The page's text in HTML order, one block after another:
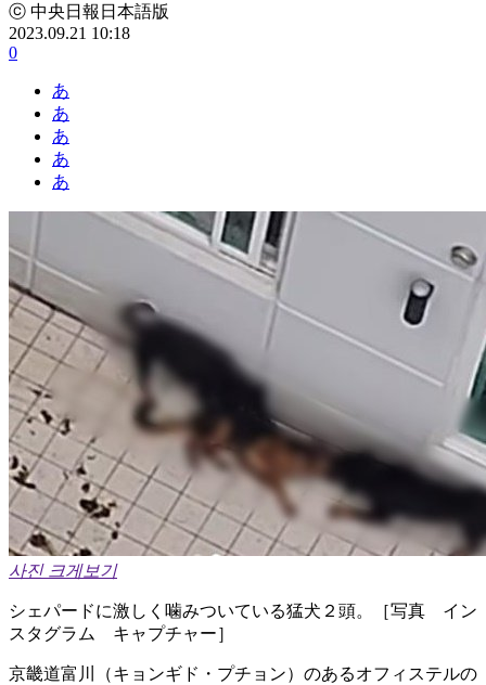
ⓒ 中央日報日本語版
2023.09.21 10:18
0
あ
あ
あ
あ
あ
사진 크게보기
シェパードに激しく噛みついている猛犬２頭。［写真 イン
スタグラム キャプチャー］
京畿道富川（キョンギド・プチョン）のあるオフィステルの